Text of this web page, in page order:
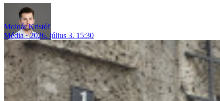
Molnár Kristóf
Média
2026. július 3. 15:30